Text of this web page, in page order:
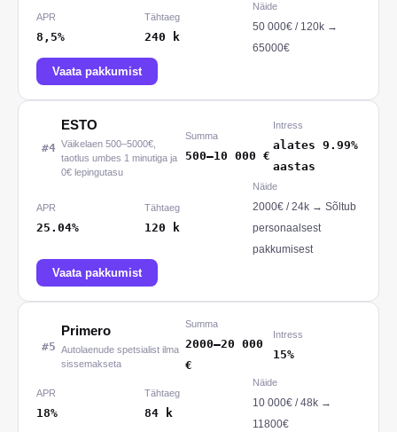
APR
8,5%
Tähtaeg
240 k
Näide
50 000€ / 120k →
65000€
Vaata pakkumist
#4
ESTO
Väikelaen 500–5000€,
taotlus umbes 1 minutiga ja
0€ lepingutasu
Summa
500–10 000 €
Intress
alates 9.99%
aastas
APR
25.04%
Tähtaeg
120 k
Näide
2000€ /24k → Sõltub
personaalsest
pakkumisest
Vaata pakkumist
#5
Primero
Autolaenude spetsialist ilma
sissemakseta
Summa
2000–20 000
€
Intress
15%
APR
18%
Tähtaeg
84 k
Näide
10 000€ /48 k →
11800€